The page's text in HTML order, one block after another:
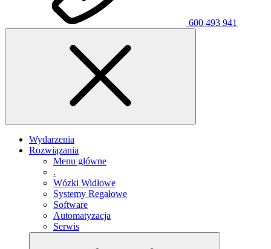
600 493 941
Wydarzenia
Rozwiązania
Menu główne
.
Wózki Widłowe
Systemy Regałowe
Software
Automatyzacja
Serwis